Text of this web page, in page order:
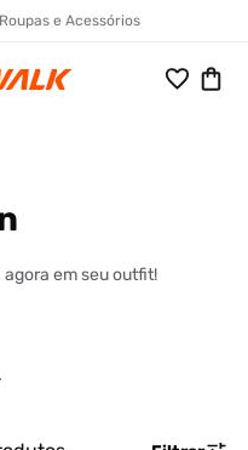
e Acessórios
em seu outfit!